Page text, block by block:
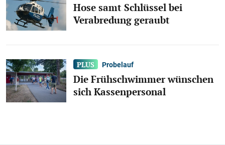
Hose samt Schlüssel bei
Verabredung geraubt
Probelauf
Die Frühschwimmer wünschen
sich Kassenpersonal